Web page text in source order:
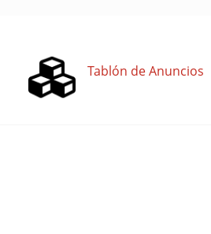
Tablón de Anuncios